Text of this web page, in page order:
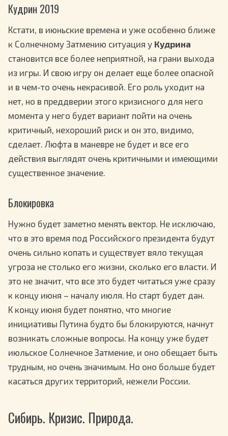
Кудрин 2019
Кстати, в июньские времена и уже особенно ближе
к Солнечному Затмению ситуация у Кудрина
становится все более неприятной, на грани выхода
из игры. И свою игру он делает еще более опасной
и в чем-то очень некрасивой. Его роль уходит на
нет, но в преддверии этого кризисного для него
момента у него будет вариант пойти на очень
критичный, нехороший риск и он это, видимо,
сделает. Люфта в маневре не будет и все его
действия выглядят очень критичными и имеющими
существенное значение.
Блокировка
Нужно будет заметно менять вектор. Не исключаю,
что в это время под Российского президента будут
очень сильно копать и существует вяло текущая
угроза не столько его жизни, сколько его власти. И
это не значит, что все это будет читаться уже сразу
к концу июня – началу июля. Но старт будет дан.
К концу июня будет понятно, что многие
инициативы Путина будто бы блокируются, начнут
возникать сложные вопросы. На концу уже будет
июльское Солнечное Затмение, и оно обещает быть
трудным, но очень значимым. Но оно больше будет
касаться других территорий, нежели России.
Сибирь. Кризис. Природа.